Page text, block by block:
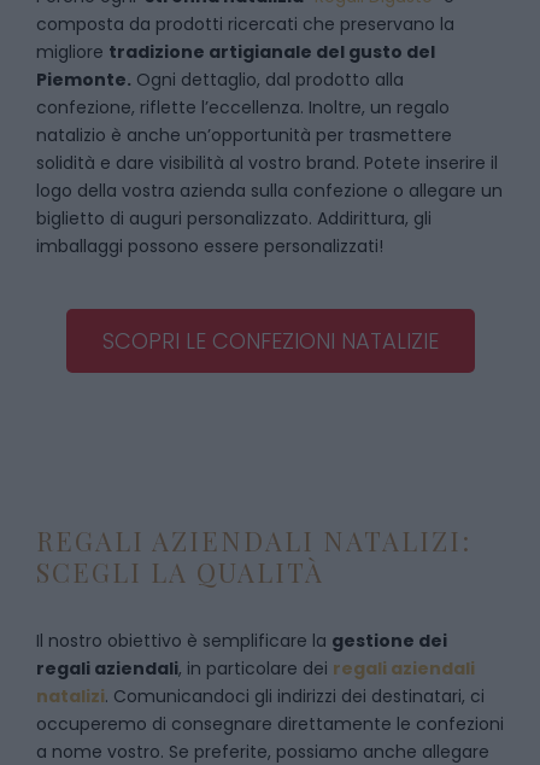
composta da prodotti ricercati che preservano la
migliore tradizione artigianale del gusto del
Piemonte. Ogni dettaglio, dal prodotto alla
confezione, riflette l’eccellenza. Inoltre, un regalo
natalizio è anche un’opportunità per trasmettere
solidità e dare visibilità al vostro brand. Potete inserire il
logo della vostra azienda sulla confezione o allegare un
biglietto di auguri personalizzato. Addirittura, gli
imballaggi possono essere personalizzati!
SCOPRI LE CONFEZIONI NATALIZIE
REGALI AZIENDALI NATALIZI:
SCEGLI LA QUALITÀ
Il nostro obiettivo è semplificare la gestione dei
regali aziendali, in particolare dei regali aziendali
natalizi. Comunicandoci gli indirizzi dei destinatari, ci
occuperemo di consegnare direttamente le confezioni
a nome vostro. Se preferite, possiamo anche allegare